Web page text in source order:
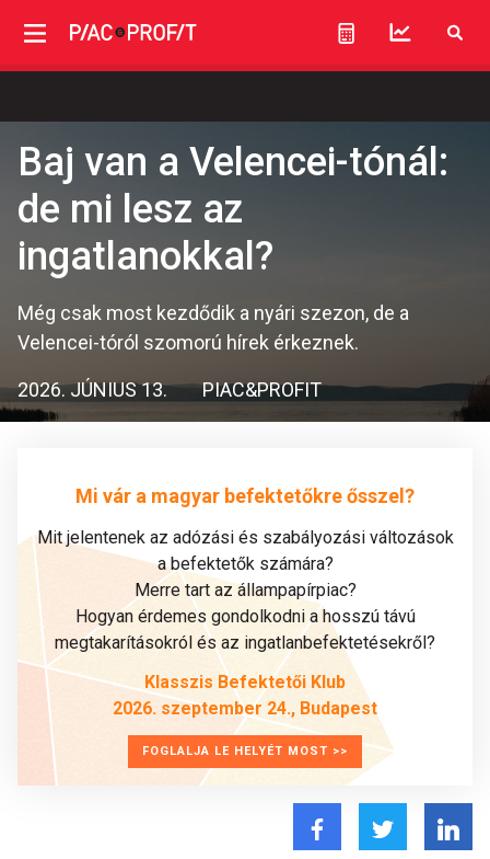
Baj van a Velencei-tónál:
de mi lesz az
ingatlanokkal?
Még csak most kezdődik a nyári szezon, de a
Velencei-tóról szomorú hírek érkeznek.
2026. JÚNIUS 13. PIAC&PROFIT
Mi vár a magyar befektetőkre ősszel?
Mit jelentenek az adózási és szabályozási változások
a befektetők számára?
Merre tart az állampapírpiac?
Hogyan érdemes gondolkodni a hosszú távú
megtakarításokról és az ingatlanbefektetésekről?
Klasszis Befektetői Klub
2026. szeptember 24., Budapest
FOGLALJA LE HELYÉT MOST >>